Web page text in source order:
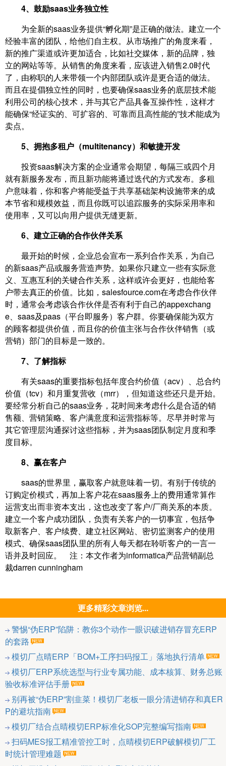
4、鼓励saas业务独立性
为全新的saas业务提供“孵化期”是正确的做法。建立一个
经验丰富的团队，给他们自主权。从市场推广的角度来看，
新的推广渠道或许更加适合，比如社交媒体，新的品牌，独
立的网站等等。从销售的角度来看，应该进入销售2.0时代
了，由称职的人来带领一个内部团队或许是更合适的做法。
而且在提倡独立性的同时，也要确保saas业务的底层技术能
利用公司的核心技术，并与其它产品具备互操作性，这样才
能确保“经证实的、可扩容的、可靠而且高性能的”技术能成为
卖点。
5、拥抱多租户（multitenancy）和敏捷开发
投资saas解决方案的企业通常会期望，每隔三或四个月
就有新服务发布，而且新功能将通过迭代的方式发布。多租
户意味着，你和客户将能受益于共享基础架构设施带来的成
本节省和规模效益，而且你既可以追踪服务的实际采用率和
使用率，又可以向用户提供无缝更新。
6、建立正确的合作伙伴关系
最开始的时候，企业总会宣布一系列合作关系，为自己
的新saas产品或服务营造声势。如果你只建立一些有实际意
义、互惠互利的关键合作关系，这样或许会更好，也能给客
户带去真正的价值。比如，salesfource.com在考虑合作伙伴
时，通常会考虑该合作伙伴是否有利于自己的appexchang
e、saas及paas（平台即服务）客户群。你要确保能为双方
的顾客都提供价值，而且你的价值主张与合作伙伴销售（或
营销）部门的目标是一致的。
7、了解指标
有关saas的重要指标包括年度合约价值（acv）、总合约
价值（tcv）和月重复营收（mrr），但知道这些还只是开始。
要经常分析自己的saas业务，花时间来考虑什么是合适的销
售额、营销策略、客户满意度和运营指标等。尽早并时常与
其它管理层沟通探讨这些指标，并为saas团队制定月度和季
度目标。
8、赢在客户
saas的世界里，赢取客户就意味着一切。有别于传统的
订购定价模式，再加上客户花在saas服务上的费用通常算作
运营支出而非资本支出，这也改变了客户/厂商关系的本质。
建立一个客户成功团队，负责有关客户的一切事宜，包括争
取新客户、客户续费、建立社区网站、密切监测客户的使用
模式、确保saas团队里的所有人每天都在聆听客户的一言一
语并及时回应。 注：本文作者为informatica产品营销副总
裁darren cunningham
更多精彩文章浏览...
警惕“伪ERP”陷阱：教你3个动作一眼识破进销存冒充ERP
的套路
模切厂点晴ERP「BOM+工序扫码报工」落地执行清单
模切厂ERP系统选型与行业专属功能、成本核算、财务总账
验收标准评估手册
别再被“伪ERP”割韭菜！模切厂老板一眼分清进销存和真ER
P的避坑指南
模切厂结合点晴模切ERP标准化SOP完整编写指南
扫码MES报工精准管控工时，点晴模切ERP破解模切厂工
时统计管理难题